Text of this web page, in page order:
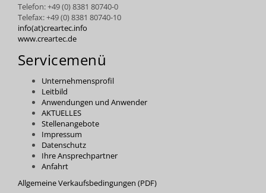
Telefon: +49 (0) 8381 80740-0
Telefax: +49 (0) 8381 80740-10
info(at)creartec.info
www.creartec.de
Servicemenü
Unternehmensprofil
Leitbild
Anwendungen und Anwender
AKTUELLES
Stellenangebote
Impressum
Datenschutz
Ihre Ansprechpartner
Anfahrt
Allgemeine Verkaufsbedingungen (PDF)